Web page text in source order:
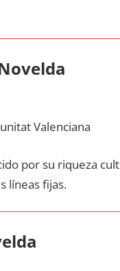
Valenciana
pοr su riqueza
líneas fijas.